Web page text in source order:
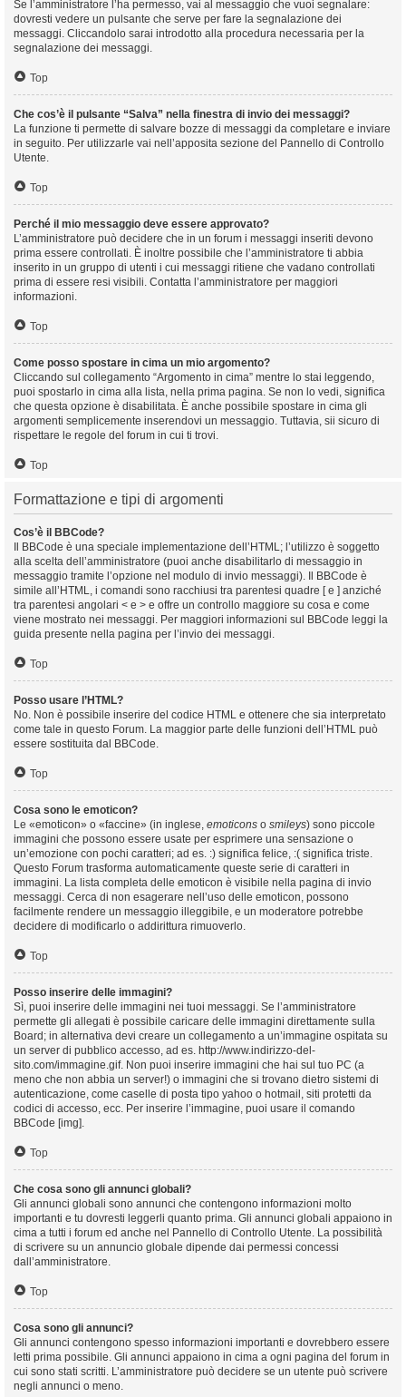
Se l’amministratore l’ha permesso, vai al messaggio che vuoi segnalare:
dovresti vedere un pulsante che serve per fare la segnalazione dei
messaggi. Cliccandolo sarai introdotto alla procedura necessaria per la
segnalazione dei messaggi.
Top
Che cos’è il pulsante “Salva” nella finestra di invio dei messaggi?
La funzione ti permette di salvare bozze di messaggi da completare e inviare
in seguito. Per utilizzarle vai nell’apposita sezione del Pannello di Controllo
Utente.
Top
Perché il mio messaggio deve essere approvato?
L’amministratore può decidere che in un forum i messaggi inseriti devono
prima essere controllati. È inoltre possibile che l’amministratore ti abbia
inserito in un gruppo di utenti i cui messaggi ritiene che vadano controllati
prima di essere resi visibili. Contatta l’amministratore per maggiori
informazioni.
Top
Come posso spostare in cima un mio argomento?
Cliccando sul collegamento “Argomento in cima” mentre lo stai leggendo,
puoi spostarlo in cima alla lista, nella prima pagina. Se non lo vedi, significa
che questa opzione è disabilitata. È anche possibile spostare in cima gli
argomenti semplicemente inserendovi un messaggio. Tuttavia, sii sicuro di
rispettare le regole del forum in cui ti trovi.
Top
Formattazione e tipi di argomenti
Cos’è il BBCode?
Il BBCode è una speciale implementazione dell’HTML; l’utilizzo è soggetto
alla scelta dell’amministratore (puoi anche disabilitarlo di messaggio in
messaggio tramite l’opzione nel modulo di invio messaggi). Il BBCode è
simile all’HTML, i comandi sono racchiusi tra parentesi quadre [ e ] anziché
tra parentesi angolari < e > e offre un controllo maggiore su cosa e come
viene mostrato nei messaggi. Per maggiori informazioni sul BBCode leggi la
guida presente nella pagina per l’invio dei messaggi.
Top
Posso usare l’HTML?
No. Non è possibile inserire del codice HTML e ottenere che sia interpretato
come tale in questo Forum. La maggior parte delle funzioni dell’HTML può
essere sostituita dal BBCode.
Top
Cosa sono le emoticon?
Le «emoticon» o «faccine» (in inglese, emoticons o smileys) sono piccole
immagini che possono essere usate per esprimere una sensazione o
un’emozione con pochi caratteri; ad es. :) significa felice, :( significa triste.
Questo Forum trasforma automaticamente queste serie di caratteri in
immagini. La lista completa delle emoticon è visibile nella pagina di invio
messaggi. Cerca di non esagerare nell’uso delle emoticon, possono
facilmente rendere un messaggio illeggibile, e un moderatore potrebbe
decidere di modificarlo o addirittura rimuoverlo.
Top
Posso inserire delle immagini?
Sì, puoi inserire delle immagini nei tuoi messaggi. Se l’amministratore
permette gli allegati è possibile caricare delle immagini direttamente sulla
Board; in alternativa devi creare un collegamento a un’immagine ospitata su
un server di pubblico accesso, ad es. http://www.indirizzo-del-
sito.com/immagine.gif. Non puoi inserire immagini che hai sul tuo PC (a
meno che non abbia un server!) o immagini che si trovano dietro sistemi di
autenticazione, come caselle di posta tipo yahoo o hotmail, siti protetti da
codici di accesso, ecc. Per inserire l’immagine, puoi usare il comando
BBCode [img].
Top
Che cosa sono gli annunci globali?
Gli annunci globali sono annunci che contengono informazioni molto
importanti e tu dovresti leggerli quanto prima. Gli annunci globali appaiono in
cima a tutti i forum ed anche nel Pannello di Controllo Utente. La possibilità
di scrivere su un annuncio globale dipende dai permessi concessi
dall’amministratore.
Top
Cosa sono gli annunci?
Gli annunci contengono spesso informazioni importanti e dovrebbero essere
letti prima possibile. Gli annunci appaiono in cima a ogni pagina del forum in
cui sono stati scritti. L’amministratore può decidere se un utente può scrivere
negli annunci o meno.